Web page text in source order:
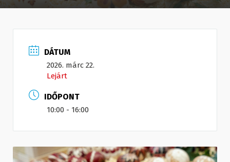
DÁTUM
2026. márc 22.
Lejárt
IDŐPONT
10:00 - 16:00